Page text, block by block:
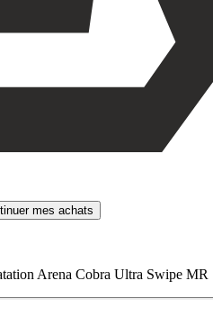
mes achats
Arena Cobra Ultra Swipe MR